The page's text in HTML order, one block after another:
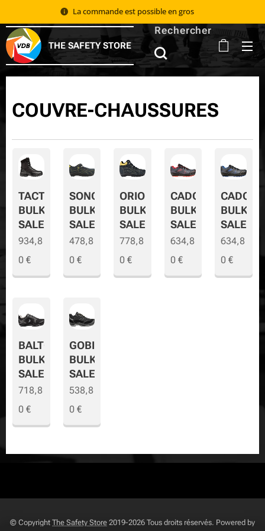
La commande est possible en gros 📦
THE SAFETY STORE
Rechercher
COUVRE-CHAUSSURES
TACTIC
BULK
SALE
934,8
0 €
SONORA
BULK
SALE
478,8
0€
ORION
BULK
SALE
778,8
0 €
CADOR
BULK
SALE
634,8
0€
CADOR-
BULK-
SALE
634,8
0 €
BALTO
BULK
SALE
718,8
0 €
GOBI
BULK
SALE
538,8
0€
© Copyright The Safety Store 2019-2026 Tous droits réservés. Powered by